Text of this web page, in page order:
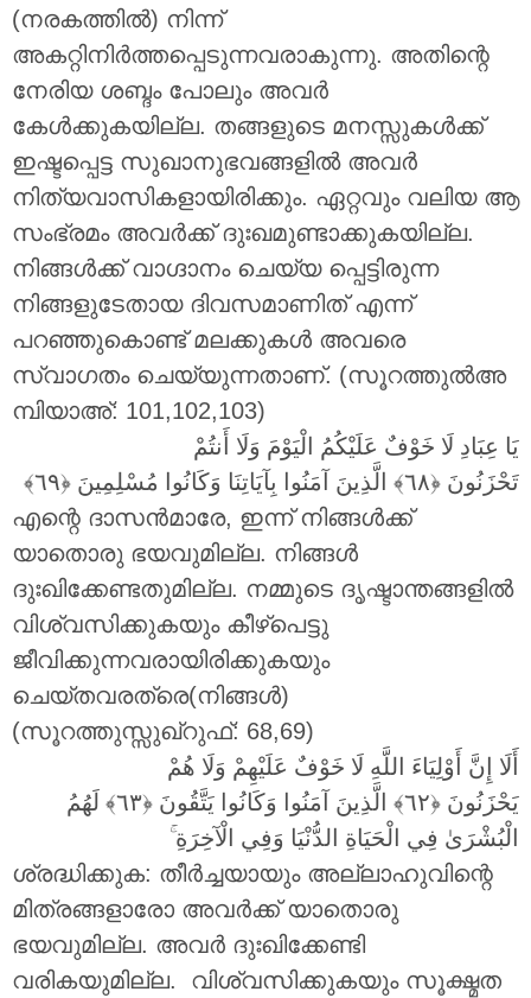
(നരകത്തിൽ) നിന്ന്
അകറ്റിനിർത്തപ്പെടുന്നവരാകുന്നു. അതിന്റെ
നേരിയ ശബ്ദം പോലും അവർ
കേൾക്കുകയില്ല. തങ്ങളുടെ മനസ്സുകൾക്ക്
ഇഷ്ടപ്പെട്ട സുഖാനുഭവങ്ങളിൽ അവർ
നിത്യവാസികളായിരിക്കും. ഏറ്റവും വലിയ ആ
സംഭ്രമം അവർക്ക് ദുഃഖമുണ്ടാക്കുകയില്ല.
നിങ്ങൾക്ക് വാഗ്ദാനം ചെയ്യ പ്പെട്ടിരുന്ന
നിങ്ങളുടേതായ ദിവസമാണിത് എന്ന്
പറഞ്ഞുകൊണ്ട് മലക്കുകൾ അവരെ
സ്വാഗതം ചെയ്യുന്നതാണ്. (സൂറത്തുൽഅ
മ്പിയാഅ്: 101,102,103)
يَا عِبَادِ لَا خَوْفٌ عَلَيْكُمُ الْيَوْمَ وَلَا أَنتُمْ
تَحْزَنُونَ
الَّذِينَ آمَنُوا بِآيَاتِنَا وَكَانُوا مُسْلِمِينَ
എന്റെ ദാസൻമാരേ, ഇന്ന് നിങ്ങൾക്ക്
യാതൊരു ഭയവുമില്ല. നിങ്ങൾ
ദുഃഖിക്കേണ്ടതുമില്ല. നമ്മുടെ ദൃഷ്ടാന്തങ്ങളിൽ
വിശ്വസിക്കുകയും കീഴ്പെട്ടു
ജീവിക്കുന്നവരായിരിക്കുകയും
ചെയ്തവരത്രെ(നിങ്ങൾ)
(സൂറത്തുസ്സുഖ്റുഫ്: 68,69)
أَلَا إِنَّ أَوْلِيَاءَ اللَّهِ لَا خَوْفٌ عَلَيْهِمْ وَلَا هُمْ
يَحْزَنُونَ
الَّذِينَ آمَنُوا وَكَانُوا يَتَّقُونَ
لَهُمُ
الْبُشْرَىٰ فِي الْحَيَاةِ الدُّنْيَا وَفِي الْآخِرَةِۚ
ശ്രദ്ധിക്കുക: തീർച്ചയായും അല്ലാഹുവിന്റെ
മിത്രങ്ങളാരോ അവർക്ക് യാതൊരു
ഭയവുമില്ല. അവർ ദുഃഖിക്കേണ്ടി
വരികയുമില്ല. വിശ്വസിക്കുകയും സൂക്ഷ്മത